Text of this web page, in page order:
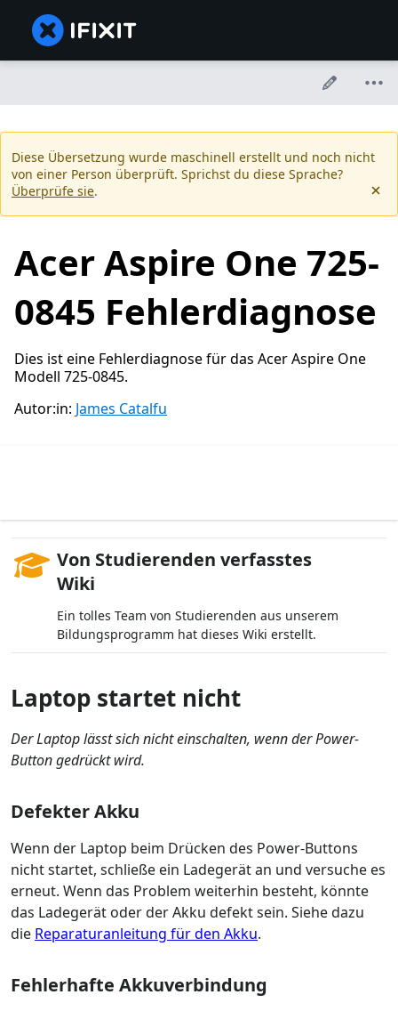
Diese Übersetzung wurde maschinell erstellt und noch nicht
von einer Person überprüft. Sprichst du diese Sprache?
Überprüfe sie.
Acer Aspire One 725-
0845 Fehlerdiagnose
Dies ist eine Fehlerdiagnose für das Acer Aspire One
Modell 725-0845.
Autor:in: James Catalfu
Von Studierenden verfasstes
Wiki
Ein tolles Team von Studierenden aus unserem
Bildungsprogramm hat dieses Wiki erstellt.
Laptop startet nicht
Der Laptop lässt sich nicht einschalten, wenn der Power-
Button gedrückt wird.
Defekter Akku
Wenn der Laptop beim Drücken des Power-Buttons
nicht startet, schließe ein Ladegerät an und versuche es
erneut. Wenn das Problem weiterhin besteht, könnte
das Ladegerät oder der Akku defekt sein. Siehe dazu
die Reparaturanleitung für den Akku.
Fehlerhafte Akkuverbindung